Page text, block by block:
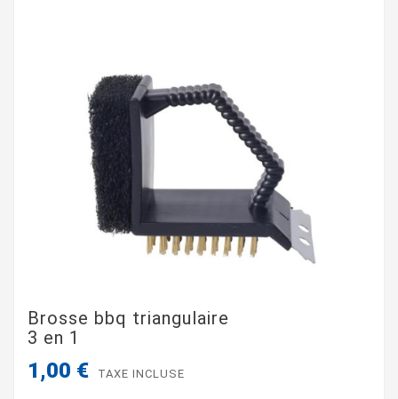
Brosse bbq triangulaire
3 en 1
1,00 € TAXE INCLUSE